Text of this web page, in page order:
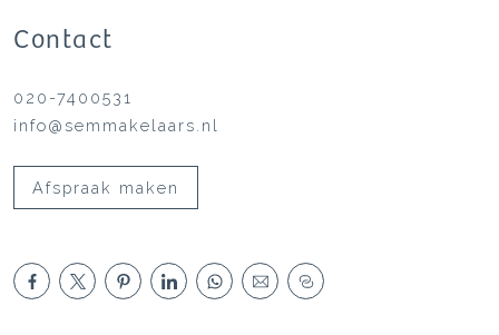
Contact
020-7400531
info@semmakelaars.nl
Afspraak maken